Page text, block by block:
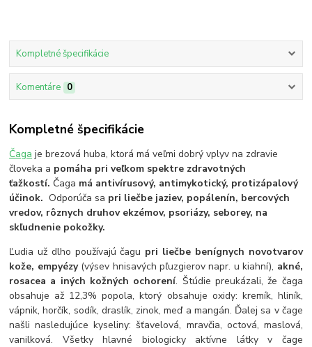
Kompletné špecifikácie
Komentáre 0
Kompletné špecifikácie
Čaga je brezová huba, ktorá má veľmi dobrý vplyv na zdravie
človeka a pomáha pri veľkom spektre zdravotných
ťažkostí. Čaga má antivírusový, antimykotický, protizápalový
účinok.Odporúča sa pri liečbe jaziev, popálenín, bercových
vredov, rôznych druhov ekzémov, psoriázy, seborey, na
skľudnenie pokožky.
Ľudia už dlho používajú čagu pri liečbe benígnych novotvarov
kože, empyézy(výsev hnisavých pľuzgierov napr. u kiahní), akné,
rosacea a iných kožných ochorení. Štúdie preukázali, že čaga
obsahuje až 12,3% popola, ktorý obsahuje oxidy: kremík, hliník,
vápnik, horčík, sodík, draslík, zinok, meď a mangán. Ďalej sa v čage
našli nasledujúce kyseliny: šťavelová, mravčia, octová, maslová,
vanilková. Všetky hlavné biologicky aktívne látky v čage